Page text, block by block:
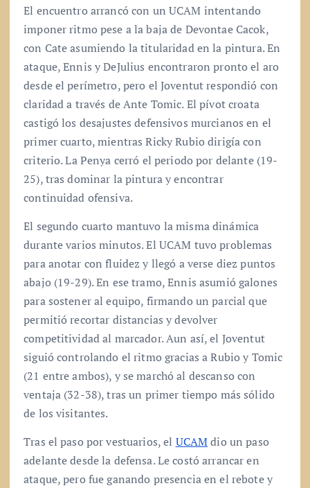
El encuentro arrancó con un UCAM intentando
imponer ritmo pese a la baja de Devontae Cacok,
con Cate asumiendo la titularidad en la pintura. En
ataque, Ennis y DeJulius encontraron pronto el aro
desde el perímetro, pero el Joventut respondió con
claridad a través de Ante Tomic. El pívot croata
castigó los desajustes defensivos murcianos en el
primer cuarto, mientras Ricky Rubio dirigía con
criterio. La Penya cerró el periodo por delante (19-
25), tras dominar la pintura y encontrar
continuidad ofensiva.
El segundo cuarto mantuvo la misma dinámica
durante varios minutos. El UCAM tuvo problemas
para anotar con fluidez y llegó a verse diez puntos
abajo (19-29). En ese tramo, Ennis asumió galones
para sostener al equipo, firmando un parcial que
permitió recortar distancias y devolver
competitividad al marcador. Aun así, el Joventut
siguió controlando el ritmo gracias a Rubio y Tomic
(21 entre ambos), y se marchó al descanso con
ventaja (32-38), tras un primer tiempo más sólido
de los visitantes.
Tras el paso por vestuarios, el UCAMdio un paso
adelante desde la defensa. Le costó arrancar en
ataque, pero fue ganando presencia en el rebote y